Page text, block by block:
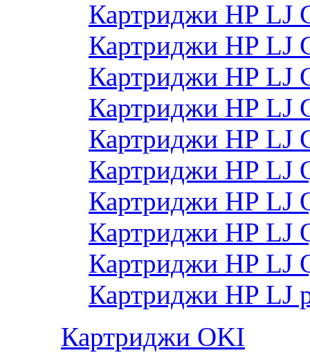
Картриджи HP LJ
Картриджи HP LJ
Картриджи HP LJ
Картриджи HP LJ
Картриджи HP LJ
Картриджи HP LJ
Картриджи HP LJ
Картриджи HP LJ
Картриджи HP LJ
Картриджи HP LJ
Картриджи OKI